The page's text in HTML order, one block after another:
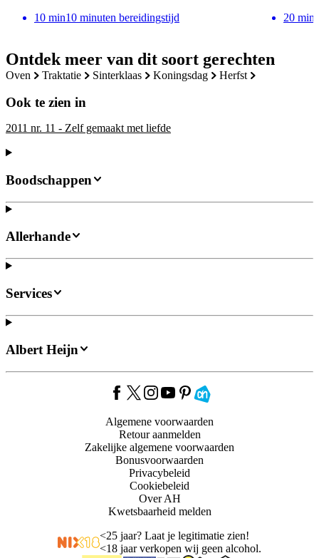
Ontdek meer van dit soort gerechten
oven traktatie sinterklaas koningsdag herfst
Ook te zien in
2011 nr. 11 - Zelf gemaakt met liefde
10 min10 minuten bereidingstijd
20 min
Boodschappen
Allerhande
Services
Albert Heijn
Algemene voorwaarden
Retour aanmelden
Zakelijke algemene voorwaarden
Bonusvoorwaarden
Privacybeleid
Cookiebeleid
Over AH
Kwetsbaarheid melden
<25 jaar? Laat je legitimatie zien!
<18 jaar verkopen wij geen alcohol.